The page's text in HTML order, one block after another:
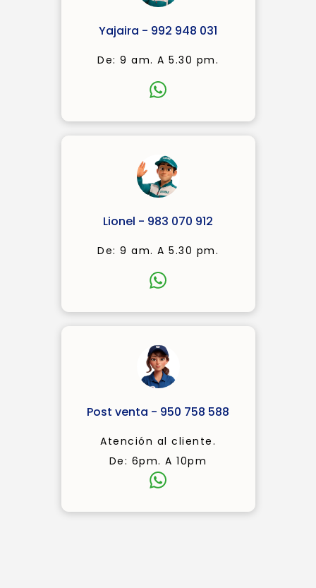
Yajaira - 992 948 031
De: 9 am. A 5.30 pm.
Lionel - 983 070 912
De: 9 am. A 5.30 pm.
Post venta - 950 758 588
Atención al cliente.
De: 6pm. A 10pm